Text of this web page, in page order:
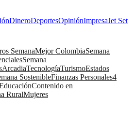
DineroDeportesOpiniónImpresaJet Set
SemanaMejor ColombiaSemana
Semana
ArcadiaTecnologíaTurismoEstados
SostenibleFinanzas Personales4
Contenido en
RuralMujeres